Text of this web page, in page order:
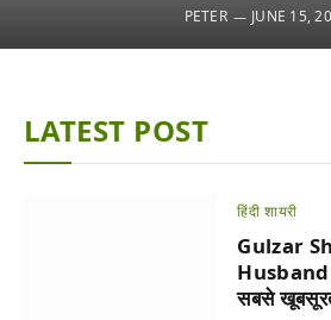
PETER JUNE 15,
LATEST POST
हिंदी शायरी
Gulzar
Husband:
सबसे